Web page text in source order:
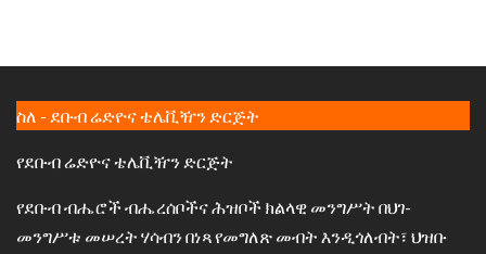
ስለ - ደቡብ ሬድዮና ቴሌቪዥን ድርጅት
የደቡብ ሬድዮና ቴሌቪዥን ድርጅት
የደቡብ ብሔሮች ብሔረሰቦችና ሕዝቦች ክልላዊ መንግሥት በህገ-
መንግሥቱ መሠረት ሃሳብን በነጻ የመግለጽ መብት እንዲጎለብት፣ ህዝቡ